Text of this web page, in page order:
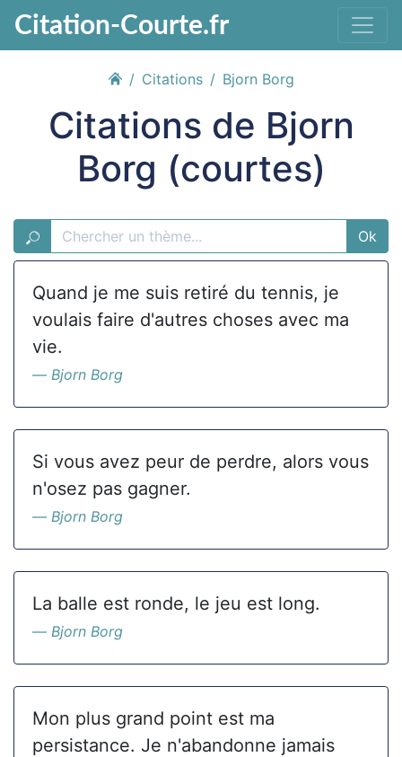
Citation-Courte.fr
Citations Bjorn Borg
Citations de Bjorn
Borg (courtes)
Ok
Quand je me suis retiré du tennis, je
voulais faire d'autres choses avec ma
vie.
Bjorn Borg
Si vous avez peur de perdre, alors vous
n'osez pas gagner.
Bjorn Borg
La balle est ronde, le jeu est long.
Bjorn Borg
Mon plus grand point est ma
persistance. Je n'abandonne jamais